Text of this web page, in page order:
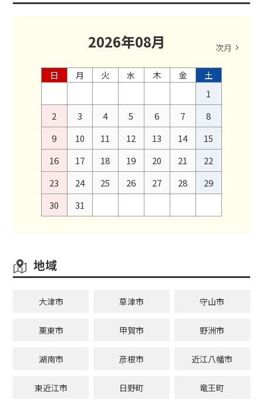
2026年08月 次月
日 月 火 水 木 金
土
1
2
3 4 5 6 7
8
9
10 11 12 13 14
15
16
17 18 19 20 21
22
23
24 25 26 27 28
29
30
31
地域
大津市 草津市 守山市
栗東市 甲賀市 野洲市
湖南市 彦根市 近江八幡市
東近江市 日野町 竜王町